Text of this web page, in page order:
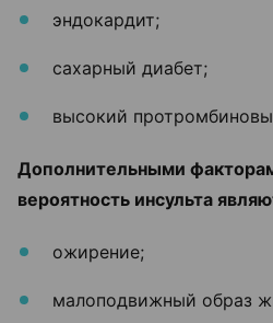
эндокардит;
сахарный диабет;
высокий
Дополнительными
вероятность инсульта
ожирение;
малоподвижный образ